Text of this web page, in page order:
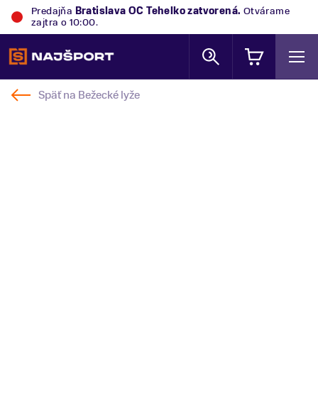
Predajňa Bratislava OC Tehelkozatvorená. Otvárame
zajtra o 10:00.
Späť na Bežecké lyže